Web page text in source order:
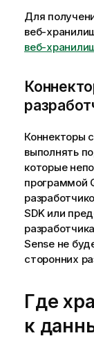
и
и
Для
веб-
веб-
Коннекторы
выполнять
которые
программой
SDKили
Senseне
сторонних
Где
к